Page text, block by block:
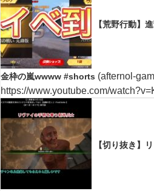
【荒野行動】
金枠の嵐wwww #shorts (afternol-
https://www.youtube.com/
【切り抜き】